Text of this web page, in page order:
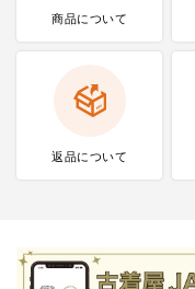
商品について
返品について